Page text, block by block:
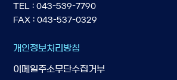
TEL : 043-539-7790
FAX : 043-537-0329
개인정보처리방침
이메일주소무단수집거부